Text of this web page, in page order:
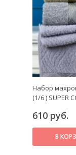
Набор
(1/6 ) SUPER
610 руб.
В